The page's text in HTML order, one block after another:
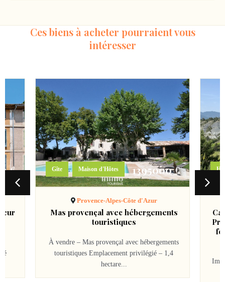
Ces biens à acheter pourraient vous
intéresser
€ 1395000 €
Gîte , Maison d'Hôtes
Provence-Alpes-Côte d'Azur
Mas provençal avec hébergements
touristiques
À vendre – Mas provençal avec hébergements
touristiques Emplacement privilégié – 1,4
hectare...